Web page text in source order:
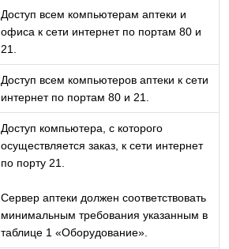
Доступ всем компьютерам аптеки и
офиса к сети интернет по портам 80 и
21.
Доступ всем компьютеров аптеки к сети
интернет по портам 80 и 21.
Доступ компьютера, с которого
осуществляется заказ, к сети интернет
по порту 21.
Сервер аптеки должен соответствовать
минимальным требования указанным в
таблице 1 «Оборудование».